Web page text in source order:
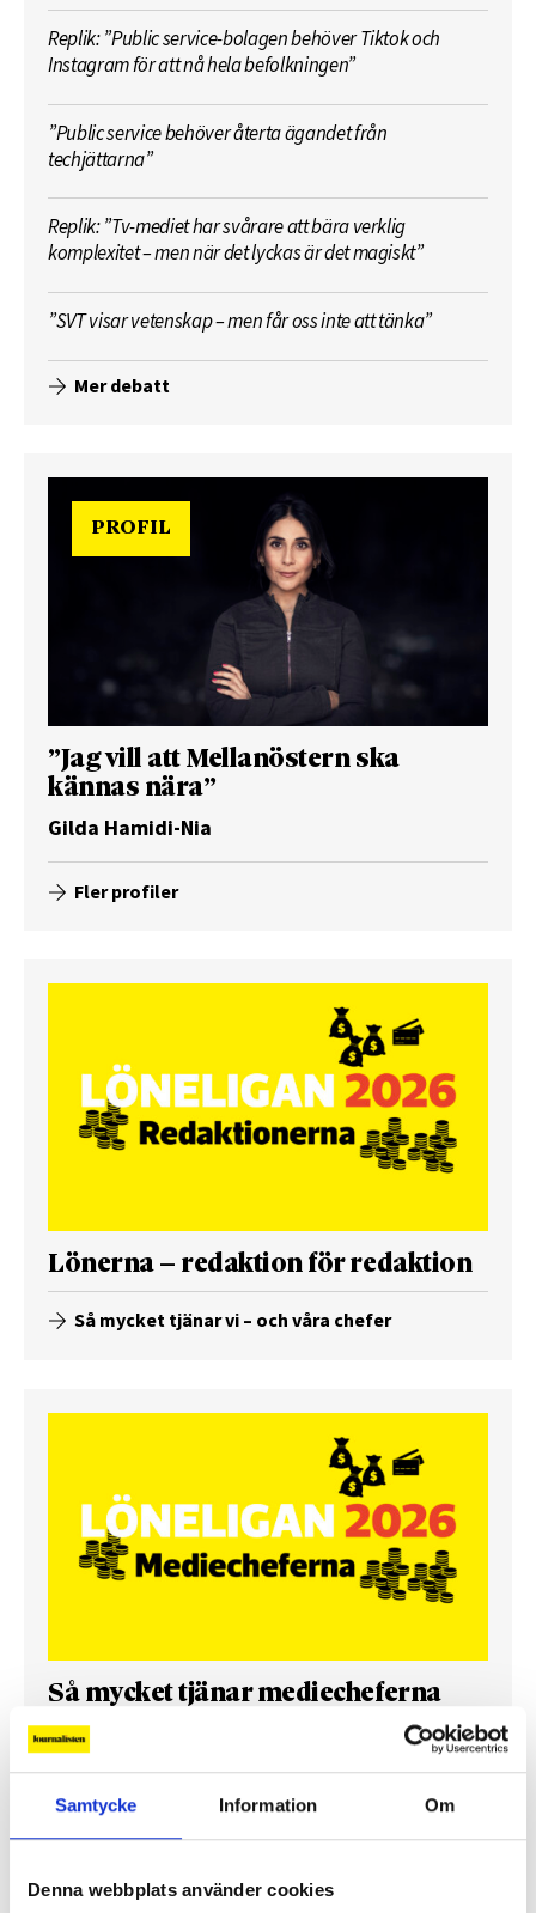
Samtycke Information Om
Denna webbplats använder cookies
Replik: ”Public service-bolagen behöver Tiktok och
Instagram för att nå hela befolkningen”
”Public service behöver återta ägandet från
techjättarna”
Replik: ”Tv-mediet har svårare att bära verklig
komplexitet – men när det lyckas är det magiskt”
”SVT visar vetenskap – men får oss inte att tänka”
Mer debatt
PROFIL
”Jag vill att Mellanöstern ska
kännas nära”
Gilda Hamidi-Nia
Fler profiler
Lönerna – redaktion för redaktion
Så mycket tjänar vi – och våra chefer
Så mycket tjänar mediecheferna
Så mycket tjänar 260 mediechefer